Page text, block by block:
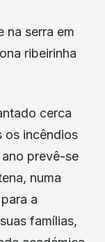
na serra em
ribeirinha
cerca
os incêndios
prevê-se
numa
a
famílias,